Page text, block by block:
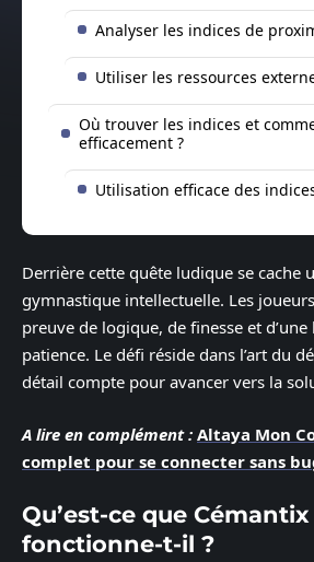
Analyser les indices de
Utiliser les ressources
Où trouver les indices et
efficacement ?
Utilisation efficace des
Derrière cette quête ludique se cache
gymnastique intellectuelle. Les
preuve de logique, de finesse et
patience. Le défi réside dans l’art du
détail compte pour avancer vers la
A lire en complément : Altaya Mon
complet pour se connecter sans
Qu’est-ce que
fonctionne-t-il ?